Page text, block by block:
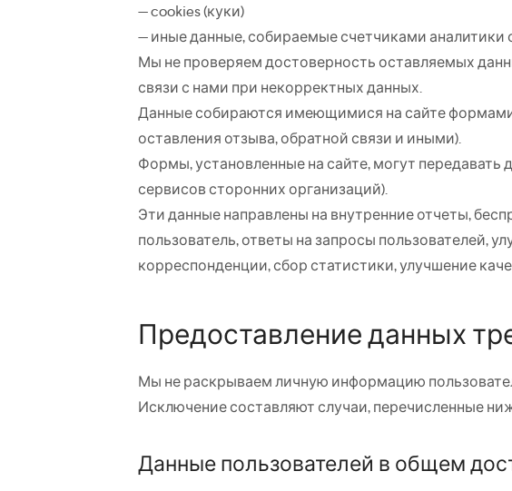
— cookies (куки)
— иные данные, собираемые счетчиками аналитики
Мы не проверяем достоверность оставляемых
связи с нами при некорректных данных.
Данные собираются имеющимися на сайте формами
оставления отзыва, обратной связи и иными).
Формы, установленные на сайте, могут передавать
сервисов сторонних организаций).
Эти данные направлены на внутренние отчеты,
пользователь, ответы на запросы пользователей,
корреспонденции, сбор статистики, улучшение
Предоставление данных
Мы не раскрываем личную информацию
Исключение составляют случаи, перечисленные
Данные пользователей в общем